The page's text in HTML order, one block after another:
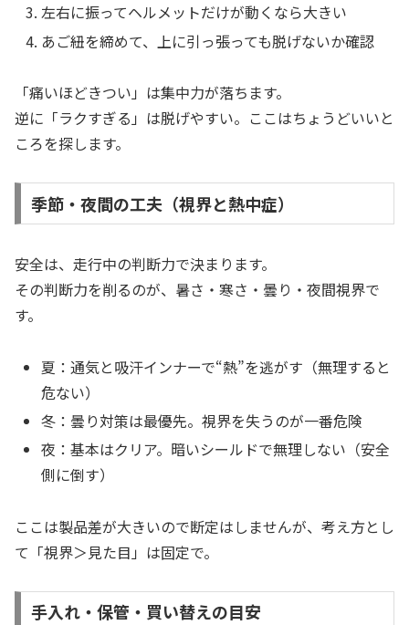
左右に振ってヘルメットだけが動くなら大きい
あご紐を締めて、上に引っ張っても脱げないか確認
「痛いほどきつい」は集中力が落ちます。
逆に「ラクすぎる」は脱げやすい。ここはちょうどいいと
ころを探します。
季節・夜間の工夫（視界と熱中症）
安全は、走行中の判断力で決まります。
その判断力を削るのが、暑さ・寒さ・曇り・夜間視界で
す。
夏：通気と吸汗インナーで“熱”を逃がす（無理すると
危ない）
冬：曇り対策は最優先。視界を失うのが一番危険
夜：基本はクリア。暗いシールドで無理しない（安全
側に倒す）
ここは製品差が大きいので断定はしませんが、考え方とし
て「視界＞見た目」は固定で。
手入れ・保管・買い替えの目安